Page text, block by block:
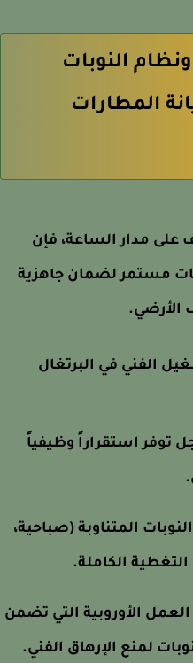
النوبات
المطارات
مدار الساعة، فإن
مستمر لضمان جاهزية
الفني في البرتغال
استقراراً وظيفياً
المتناوبة (صباحية،
الكاملة.
الأوروبية التي تضمن
لمنع الإرهاق الفني.